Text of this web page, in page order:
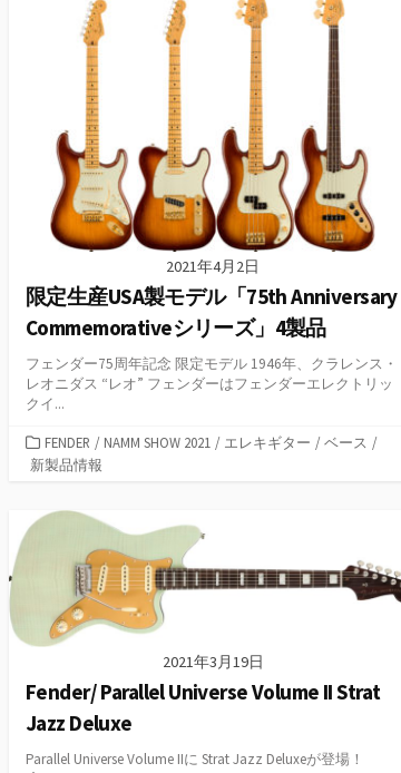
2021年4月2日
限定生産USA製モデル「75th Anniversary
Commemorativeシリーズ」4製品
フェンダー75周年記念 限定モデル 1946年、クラレンス・
レオニダス “レオ” フェンダーはフェンダーエレクトリッ
クイ...
カ
テ
リ
FENDER / NAMM SHOW 2021 / エレキギター / ベース /
新製品情報
2021年3月19日
Fender/ Parallel Universe Volume II Strat
Jazz Deluxe
Parallel Universe Volume IIに Strat Jazz Deluxeが登場！